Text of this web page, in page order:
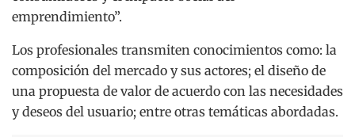
emprendimiento”.
Los profesionales transmiten conocimientos como: la
composición del mercado y sus actores; el diseño de
una propuesta de valor de acuerdo con las necesidades
y deseos del usuario; entre otras temáticas abordadas.